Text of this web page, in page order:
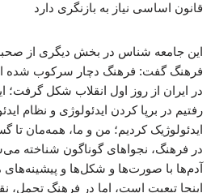
قانون اساسی نیاز به بازنگری دارد
این جامعه شناس در بخش دیگری از
فرهنگ گفت: فرهنگ دچار سرکوب شده
در ایران از روز اول انقلاب شکل گرفت؛
رفتیم در برپا کردن ایدئولوژی و نظام
ایدئولوژیک کردیم؛ من و ما، همه‌مان تا
در فرهنگ، نجواهای گوناگون شناخته
آدم‌ها با صورت‌ها و شکل‌ها و
اینجا تبعیت است، اما در فرهنگ تحمل،